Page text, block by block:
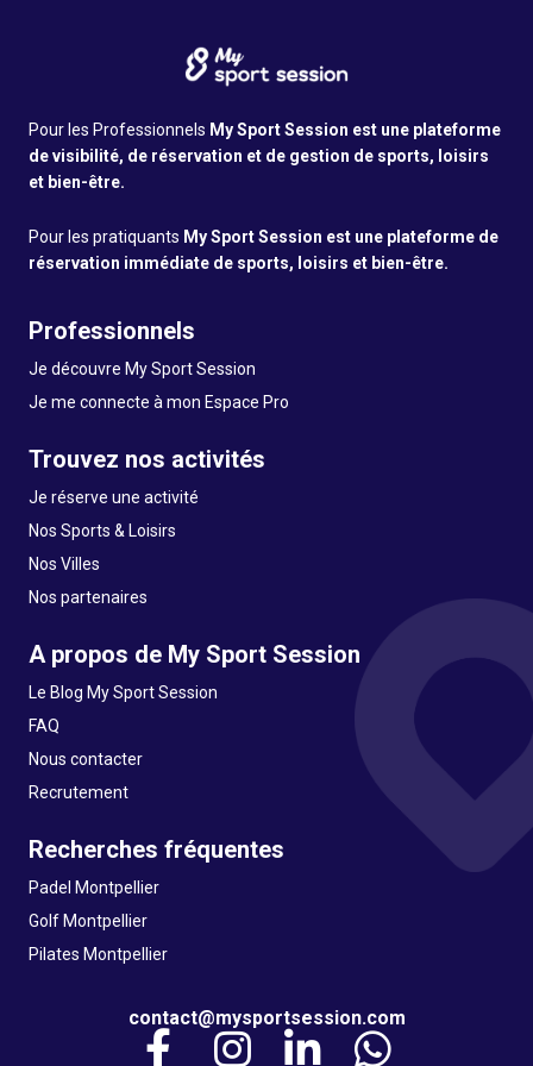
Pour les Professionnels My Sport Session est une plateforme
de visibilité, de réservation et de gestion de sports, loisirs
et bien-être.
Pour les pratiquants My Sport Session est une plateforme de
réservation immédiate de sports, loisirs et bien-être.
Professionnels
Je découvre My Sport Session
Je me connecte à mon Espace Pro
Trouvez nos activités
Je réserve une activité
Nos Sports & Loisirs
Nos Villes
Nos partenaires
A propos de My Sport Session
Le Blog My Sport Session
FAQ
Nous contacter
Recrutement
Recherches fréquentes
Padel Montpellier
Golf Montpellier
Pilates Montpellier
contact@mysportsession.com